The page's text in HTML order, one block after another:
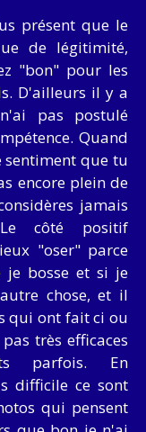
présent que le
de légitimité,
"bon" pour les
D'ailleurs il y a
pas postulé
Quand
que tu
encore plein de
jamais
côté positif
"oser" parce
bosse et si je
chose, et il
qui ont fait ci ou
très efficaces
parfois. En
difficile ce sont
qui pensent